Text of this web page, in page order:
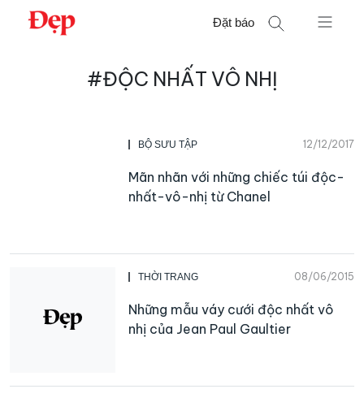
Chuyển
Đặt báo
#ĐỘC NHẤT VÔ NHỊ
BỘ SƯU TẬP 12/12/2017
Mãn nhãn với những chiếc túi độc-
nhất-vô-nhị từ Chanel
THỜI TRANG 08/06/2015
Những mẫu váy cưới độc nhất vô
nhị của Jean Paul Gaultier